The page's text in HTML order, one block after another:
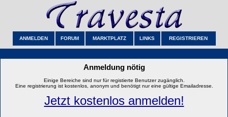
ANMELDEN FORUM MARKTPLATZ LINKS REGISTRIEREN
Anmeldung nötig
Einige Bereiche sind nur für registierte Benutzer zugänglich.
Eine registrierung ist kostenlos, anonym und benötigt nur eine gültige Emailadresse.
Jetzt kostenlos anmelden!